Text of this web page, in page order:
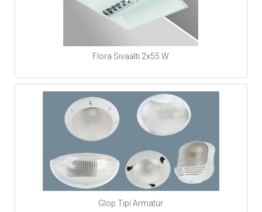
Flora Sıvaaltı 2x55 W
Glop Tipi Armatür